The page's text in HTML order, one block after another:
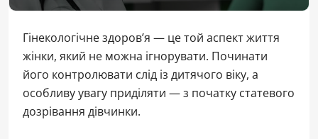
Гінекологічне здоров’я — це той аспект життя
жінки, який не можна ігнорувати. Починати
його контролювати слід із дитячого віку, а
особливу увагу приділяти — з початку статевого
дозрівання дівчинки.